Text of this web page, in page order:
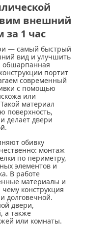
внешний
за 1 час
— самый быстрый
вид и улучшить
обшарпанная
портит
современный
с помощью
или
материал
поверхность,
делает двери
обивку
монтаж
по периметру,
элементов и
В работе
материалы и
конструкция
долговечной.
двери,
а также
или комнаты.